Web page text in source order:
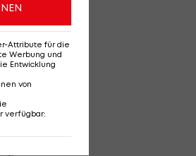
Attribute für die
Werbung und
Entwicklung
von
verfügbar: